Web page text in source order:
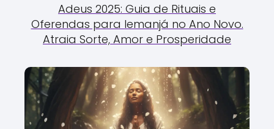
Adeus 2025: Guia de Rituais e
Oferendas para Iemanjá no Ano Novo.
Atraia Sorte, Amor e Prosperidade